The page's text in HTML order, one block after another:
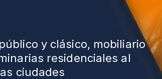
y clásico, mobiliario
residenciales al
ciudades